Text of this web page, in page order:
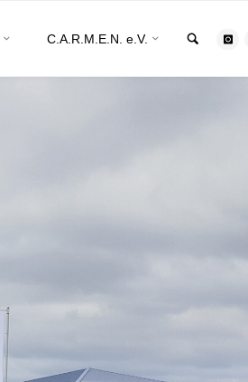
C.A.R.M.E.N. e.V.